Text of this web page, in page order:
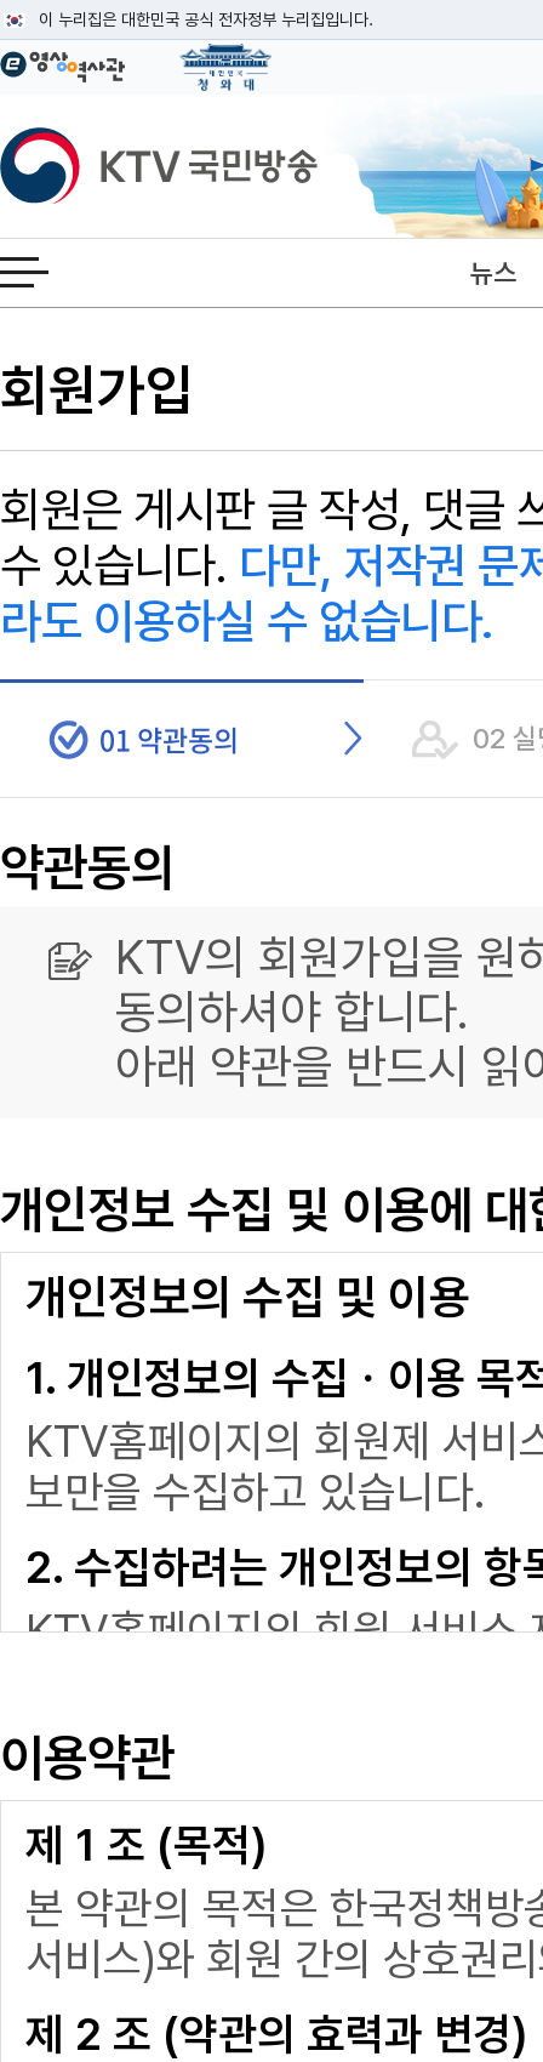
이 누리집은 대한민국 공식 전자정부 누리집입니다.
공식 누리집 주소 확인하기
이밖에 or.kr 또는 .kr등 다른 도메인 주소를 사용하고 있다면 아래 URL에서
운영중인 공식 누리집보기
KTV국민방송
전체메뉴 열기 뉴스
본문
회원가입
회원은 게시판 글 작성, 댓글
수 있습니다. 다만, 저작권 문
라도 이용하실 수 없습니다.
01 약관동의 02 실
약관동의
KTV의 회원가입을 원
동의하셔야 합니다.
아래 약관을 반드시
개인정보 수집 및 이용에 대
개인정보의 수집 및 이용
1. 개인정보의 수집ㆍ이용 목
KTV홈페이지의 회원제 서비
보만을 수집하고 있습니다.
2. 수집하려는 개인정보의 항
KTV홈페이지의 회원 서비스
필수 : 이름, 아이디, 비밀번
3. 개인정보의 보유 및 이용
회원의 개인정보는 회원가입
개인정보의 수집 및 이용목
동의 의사를 확인하여 이용
- 보유 이용기간 : 2년
이용약관
제 1 조 (목적)
본 약관의 목적은 한국정책
서비스)와 회원 간의 상호권
제 2 조 (약관의 효력과 변경)